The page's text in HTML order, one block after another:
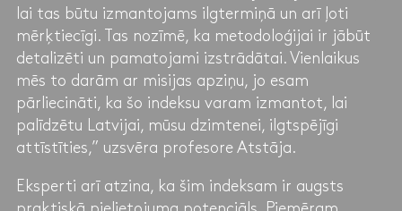
lai tas būtu izmantojams ilgtermiņā un arī ļoti
mērķtiecīgi. Tas nozīmē, ka metodoloģijai ir jābūt
detalizēti un pamatojami izstrādātai. Vienlaikus
mēs to darām ar misijas apziņu, jo esam
pārliecināti, ka šo indeksu varam izmantot, lai
palīdzētu Latvijai, mūsu dzimtenei, ilgtspējīgi
attīstīties,” uzsvēra profesore Atstāja.
Eksperti arī atzina, ka šim indeksam ir augsts